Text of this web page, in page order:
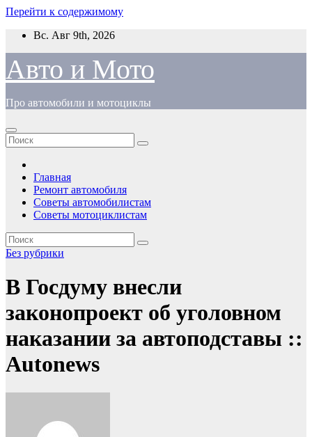
Перейти к содержимому
Вс. Авг 9th, 2026
Авто и Мото
Про автомобили и мотоциклы
Главная
Ремонт автомобиля
Советы автомобилистам
Советы мотоциклистам
Без рубрики
В Госдуму внесли
законопроект об уголовном
наказании за автоподставы ::
Autonews